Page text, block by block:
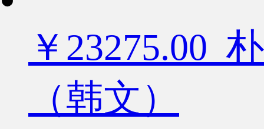
￥23275.00
（韩文）